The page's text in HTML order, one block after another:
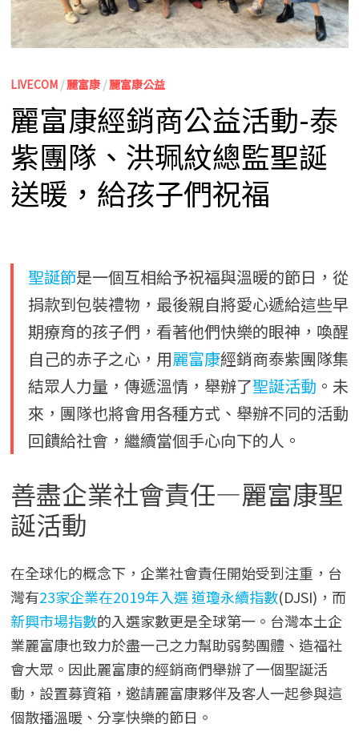
LIVECOM/麗富康/麗富康公益
麗富康經銷商公益活動-泰
紫團隊、洪珮紋總監聖誕
送暖，給孩子們祝福
聖誕節是一個互相給予祝福與溫暖的節日，從
捐款到包裝禮物，最後親自將愛心遞給這些早
期療育的孩子們，看著他們快樂的眼神，喚醒
自己的赤子之心，用麗富康經銷商泰紫團隊集
結眾人力量，傳遞溫情，舉辦了聖誕活動 。未
來，團隊也將會用各種方式、舉辦不同的活動
回饋給社會，繼續當個手心向下的人。
善盡企業社會責任—麗富康聖
誕活動
在全球化的概念下，企業社會責任開始受到注重，台
灣有23家企業在2019年入選 道瓊永續指數(DJSI)，而
新興市場指數的入選家數更是全球第一。台灣本土企
業麗富康也致力於盡一己之力幫助弱勢團體、造福社
會大眾。因此麗富康的經銷商們舉辦了一個聖誕活
動，設置募資箱，邀請麗富康夥伴及客人一起參與這
個散播溫暖、分享快樂的節日。